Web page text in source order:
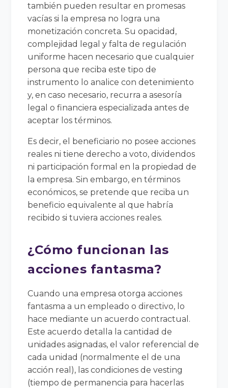
también pueden resultar en promesas
vacías si la empresa no logra una
monetización concreta. Su opacidad,
complejidad legal y falta de regulación
uniforme hacen necesario que cualquier
persona que reciba este tipo de
instrumento lo analice con detenimiento
y, en caso necesario, recurra a asesoría
legal o financiera especializada antes de
aceptar los términos.
Es decir, el beneficiario no posee acciones
reales ni tiene derecho a voto, dividendos
ni participación formal en la propiedad de
la empresa. Sin embargo, en términos
económicos, se pretende que reciba un
beneficio equivalente al que habría
recibido si tuviera acciones reales.
¿Cómo funcionan las
acciones fantasma?
Cuando una empresa otorga acciones
fantasma a un empleado o directivo, lo
hace mediante un acuerdo contractual.
Este acuerdo detalla la cantidad de
unidades asignadas, el valor referencial de
cada unidad (normalmente el de una
acción real), las condiciones de vesting
(tiempo de permanencia para hacerlas